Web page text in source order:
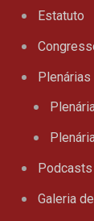
Estatuto
Plenárias
Podcasts
Galeria